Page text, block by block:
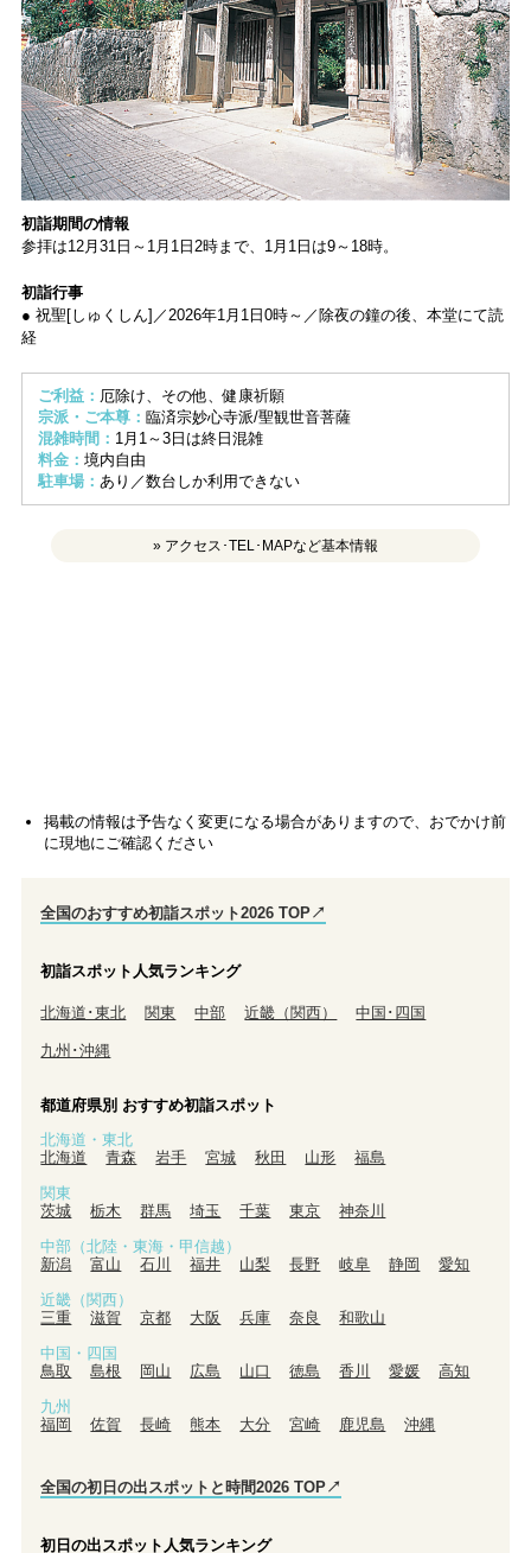
初詣期間の情報
参拝は12月31日～1月1日2時まで、1月1日は9～18時。
初詣行事
● 祝聖[しゅくしん]／2026年1月1日0時～／除夜の鐘の後、本堂にて読
経
ご利益： 厄除け、その他、健康祈願
宗派・ご本尊： 臨済宗妙心寺派/聖観世音菩薩
混雑時間： 1月1～3日は終日混雑
料金： 境内自由
駐車場： あり／数台しか利用できない
» アクセス･TEL･MAPなど基本情報
掲載の情報は予告なく変更になる場合がありますので、おでかけ前
に現地にご確認ください
全国のおすすめ初詣スポット2026 TOP↗
初詣スポット人気ランキング
北海道･東北 関東 中部 近畿（関西） 中国･四国
九州･沖縄
都道府県別 おすすめ初詣スポット
北海道・東北
北海道
青森 岩手 宮城 秋田 山形
福島
関東
茨城
栃木 群馬 埼玉 千葉 東京
神奈川
中部（北陸・東海・甲信越）
新潟
富山 石川 福井 山梨 長野 岐阜 静岡
愛知
近畿（関西）
三重
滋賀 京都 大阪 兵庫 奈良
和歌山
中国・四国
鳥取
島根 岡山 広島 山口 徳島 香川 愛媛
高知
九州
福岡
佐賀 長崎 熊本 大分 宮崎 鹿児島 沖縄
全国の初日の出スポットと時間2026 TOP↗
初日の出スポット人気ランキング